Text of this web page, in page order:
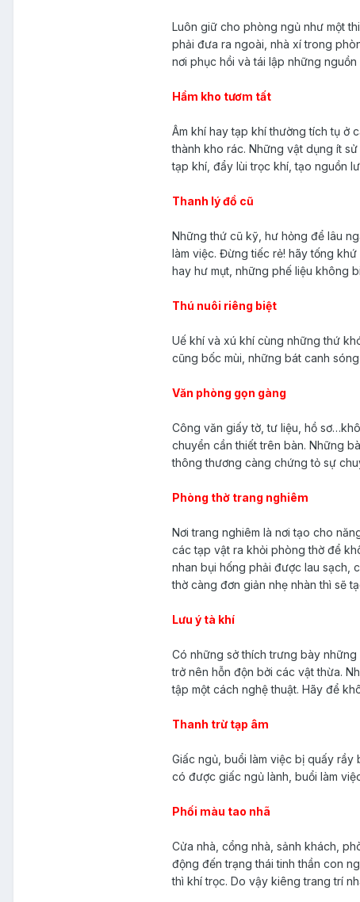
Luôn giữ cho phòng ngủ như một
phải đưa ra ngoài, nhà xí trong
nơi phục hồi và tái lập những
Hầm kho tươm tất
Âm khí hay tạp khí thường tích tụ ở
thành kho rác. Những vật dụng ít
tạp khí, đẩy lùi trọc khí, tạo nguồn
Thanh lý đồ cũ
Những thứ cũ kỹ, hư hỏng để lâu
làm việc. Đừng tiếc rẻ! hãy tống
hay hư mụt, những phế liệu không
Thú nuôi riêng biệt
Uế khí và xú khí cùng những thứ
cũng bốc mùi, những bát canh
Văn phòng gọn gàng
Công văn giấy tờ, tư liệu, hồ
chuyển cần thiết trên bàn. Những
thông thương càng chứng tỏ sự
Phòng thờ trang nghiêm
Nơi trang nghiêm là nơi tạo cho
các tạp vật ra khỏi phòng thờ để
nhan bụi hống phải được lau sạch,
thờ càng đơn giản nhẹ nhàn thì sẽ
Lưu ý tà khí
Có những sở thích trưng bày
trở nên hỗn độn bởi các vật thừa.
tập một cách nghệ thuật. Hãy để
Thanh trừ tạp âm
Giấc ngủ, buổi làm việc bị quấy rầy
có được giấc ngủ lành, buổi làm
Phối màu tao nhã
Cửa nhà, cổng nhà, sảnh khách,
động đến trạng thái tinh thần con
thì khí trọc. Do vậy kiêng trang trí